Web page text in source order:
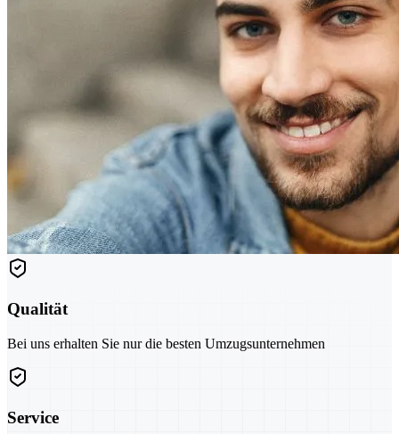
Qualität
Bei uns erhalten Sie nur die besten Umzugsunternehmen
Service